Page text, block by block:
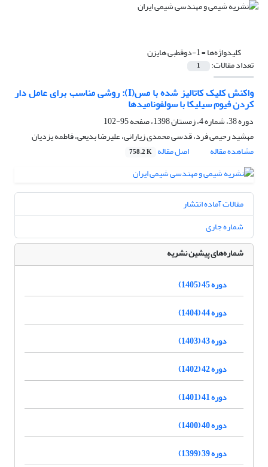
کلیدواژه‌ها =1-دوقطبی هایزن
تعداد مقالات: 1
واکنش کلیک کاتالیز شده با مس(I): روشی مناسب برای عامل دار
کردن فیوم سیلیکا با سولفونامیدها
دوره 38، شماره 4، زمستان 1398، صفحه
95-102
مهشید رحیمی فرد، قدسی محمدی زیارانی، علیرضا بدیعی، فاطمه یزدیان
مشاهده مقاله
اصل مقاله 758.2 K
مقالات آماده انتشار
شماره جاری
شماره‌های پیشین نشریه
دوره 45 (1405)
دوره 44 (1404)
دوره 43 (1403)
دوره 42 (1402)
دوره 41 (1401)
دوره 40 (1400)
دوره 39 (1399)